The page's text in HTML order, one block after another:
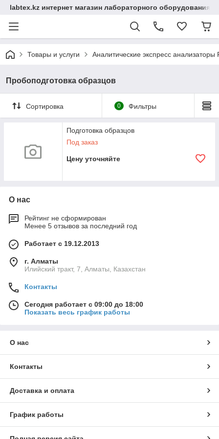
labtex.kz интернет магазин лабораторного оборудования
Товары и услуги Аналитические экспресс анализаторы
Пробоподготовка образцов
Сортировка 0 Фильтры
Подготовка образцов
Под заказ
Цену уточняйте
О нас
Рейтинг не сформирован
Менее 5 отзывов за последний год
Работает с 19.12.2013
г. Алматы
Илийский тракт, 7, Алматы, Казахстан
Контакты
Сегодня работает с 09:00 до 18:00
Показать весь график работы
О нас
Контакты
Доставка и оплата
График работы